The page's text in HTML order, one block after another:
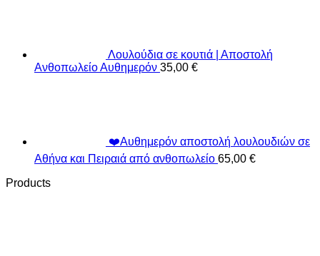
Λουλούδια σε κουτιά | Αποστολή
Ανθοπωλείο Αυθημερόν 35,00 €
❤️Αυθημερόν αποστολή λουλουδιών σε
Αθήνα και Πειραιά από ανθοπωλείο 65,00 €
Products